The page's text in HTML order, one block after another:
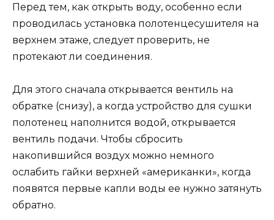
Перед тем, как открыть воду, особенно если
проводилась установка полотенцесушителя на
верхнем этаже, следует проверить, не
протекают ли соединения.
Для этого сначала открывается вентиль на
обратке (снизу), а когда устройство для сушки
полотенец наполнится водой, открывается
вентиль подачи. Чтобы сбросить
накопившийся воздух можно немного
ослабить гайки верхней «американки», когда
появятся первые капли воды ее нужно затянуть
обратно.